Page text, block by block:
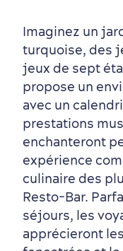
Quartiers
Quoi faire en août
Produits locaux
Vieux-Québec
Itinéraires
Imaginez un
turquoise, des
jeux de sept
propose un
avec un
prestations
enchanteront
expérience
culinaire des
Resto-Bar.
séjours, les
apprécieront